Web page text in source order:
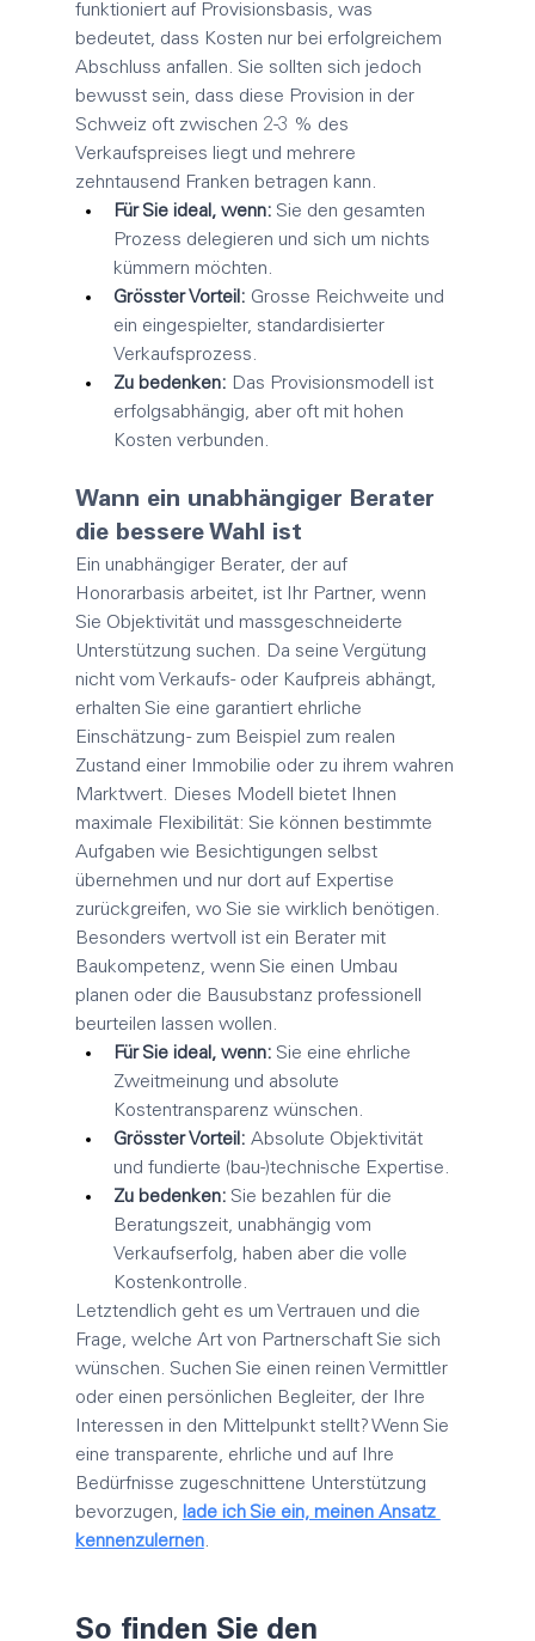
funktioniert auf Provisionsbasis, was
bedeutet, dass Kosten nur bei erfolgreichem
Abschluss anfallen. Sie sollten sich jedoch
bewusst sein, dass diese Provision in der
Schweiz oft zwischen 2-3 % des
Verkaufspreises liegt und mehrere
zehntausend Franken betragen kann.
Für Sie ideal, wenn: Sie den gesamten
Prozess delegieren und sich um nichts
kümmern möchten.
Grösster Vorteil: Grosse Reichweite und
ein eingespielter, standardisierter
Verkaufsprozess.
Zu bedenken: Das Provisionsmodell ist
erfolgsabhängig, aber oft mit hohen
Kosten verbunden.
Wann ein unabhängiger Berater
die bessere Wahl ist
Ein unabhängiger Berater, der auf
Honorarbasis arbeitet, ist Ihr Partner, wenn
Sie Objektivität und massgeschneiderte
Unterstützung suchen. Da seine Vergütung
nicht vom Verkaufs- oder Kaufpreis abhängt,
erhalten Sie eine garantiert ehrliche
Einschätzung - zum Beispiel zum realen
Zustand einer Immobilie oder zu ihrem wahren
Marktwert. Dieses Modell bietet Ihnen
maximale Flexibilität: Sie können bestimmte
Aufgaben wie Besichtigungen selbst
übernehmen und nur dort auf Expertise
zurückgreifen, wo Sie sie wirklich benötigen.
Besonders wertvoll ist ein Berater mit
Baukompetenz, wenn Sie einen Umbau
planen oder die Bausubstanz professionell
beurteilen lassen wollen.
Für Sie ideal, wenn: Sie eine ehrliche
Zweitmeinung und absolute
Kostentransparenz wünschen.
Grösster Vorteil: Absolute Objektivität
und fundierte (bau-)technische Expertise.
Zu bedenken: Sie bezahlen für die
Beratungszeit, unabhängig vom
Verkaufserfolg, haben aber die volle
Kostenkontrolle.
Letztendlich geht es um Vertrauen und die
Frage, welche Art von Partnerschaft Sie sich
wünschen. Suchen Sie einen reinen Vermittler
oder einen persönlichen Begleiter, der Ihre
Interessen in den Mittelpunkt stellt? Wenn Sie
eine transparente, ehrliche und auf Ihre
Bedürfnisse zugeschnittene Unterstützung
bevorzugen, lade ich Sie ein, meinen Ansatz
kennenzulernen.
So finden Sie den